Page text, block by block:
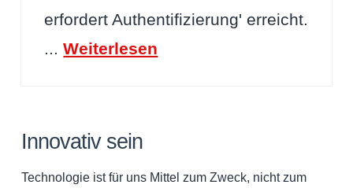
erfordert Authentifizierung' erreicht.
...Weiterlesen
Innovativ sein
Technologie ist für uns Mittel zum Zweck, nicht zum